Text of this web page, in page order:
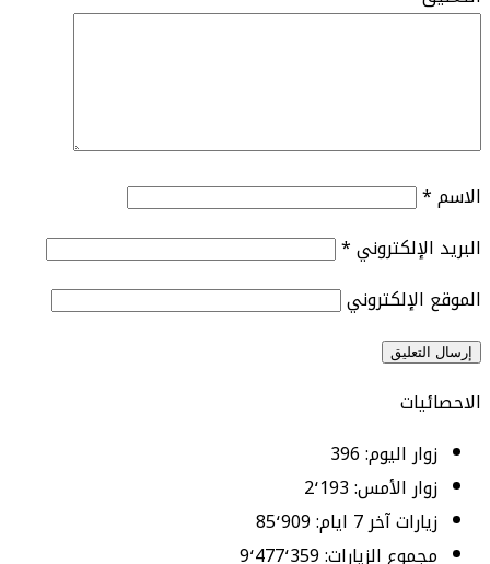
الاسم*
البريد الإلكتروني*
الموقع الإلكتروني
الاحصائيات
زوار اليوم:396
زوار الأمس:2٬193
زيارات آخر 7 ايام:
85٬909
مجموع الزيارات:9٬477٬359